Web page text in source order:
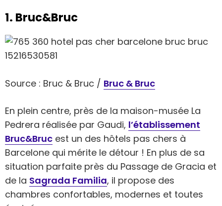
1. Bruc&Bruc
Source : Bruc & Bruc / Bruc & Bruc
En plein centre, près de la maison-musée La
Pedrera réalisée par Gaudi, l’établissement
Bruc&Bruc est un des hôtels pas chers à
Barcelone qui mérite le détour ! En plus de sa
situation parfaite près du Passage de Gracia et
de la Sagrada Familia, il propose des
chambres confortables, modernes et toutes